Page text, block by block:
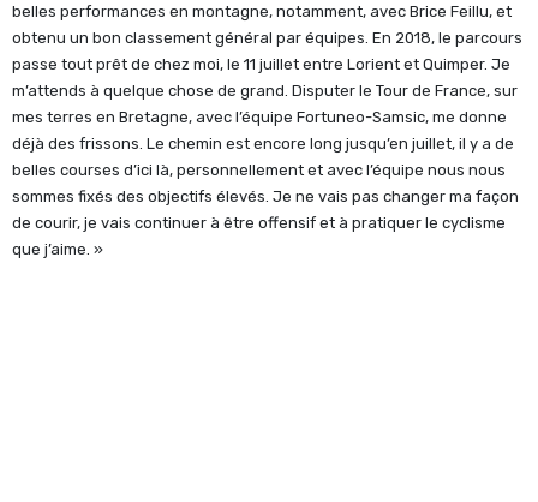
belles performances en montagne, notamment, avec Brice Feillu, et
obtenu un bon classement général par équipes. En 2018, le parcours
passe tout prêt de chez moi, le 11 juillet entre Lorient et Quimper. Je
m’attends à quelque chose de grand. Disputer le Tour de France, sur
mes terres en Bretagne, avec l’équipe Fortuneo-Samsic, me donne
déjà des frissons. Le chemin est encore long jusqu’en juillet, il y a de
belles courses d’ici là, personnellement et avec l’équipe nous nous
sommes fixés des objectifs élevés. Je ne vais pas changer ma façon
de courir, je vais continuer à être offensif et à pratiquer le cyclisme
que j’aime. »